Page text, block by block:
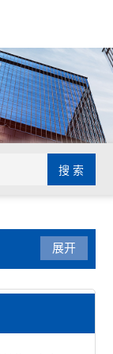
展开